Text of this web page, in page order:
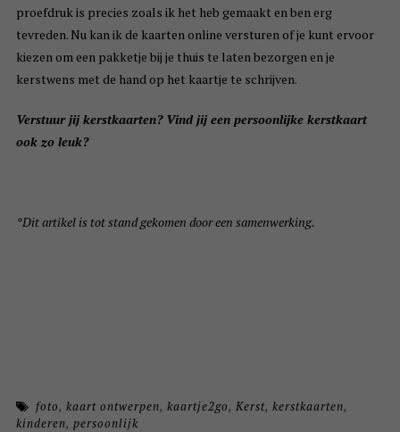
proefdruk is precies zoals ik het heb gemaakt en ben erg
tevreden. Nu kan ik de kaarten online versturen of je kunt ervoor
kiezen om een pakketje bij je thuis te laten bezorgen en je
kerstwens met de hand op het kaartje te schrijven.
Verstuur jij kerstkaarten? Vind jij een persoonlijke kerstkaart
ook zo leuk?
*Dit artikel is tot stand gekomen door een samenwerking.
foto,kaart ontwerpen,kaartje2go,Kerst,kerstkaarten,
kinderen, persoonlijk